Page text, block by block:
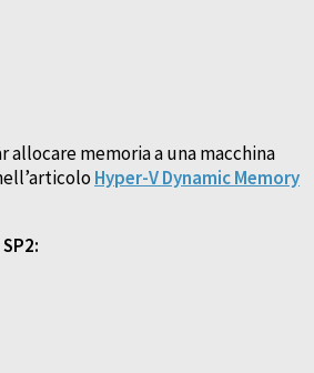
allocare memoria a una macchina
Hyper-V Dynamic Memory